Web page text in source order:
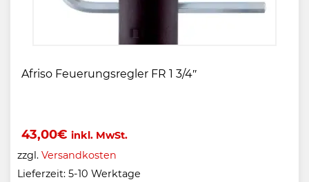
Afriso Feuerungsregler FR 1 3/4″
43,00€ inkl. MwSt.
zzgl. Versandkosten
Lieferzeit: 5-10 Werktage